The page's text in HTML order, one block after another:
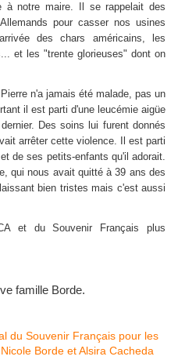
à notre maire. Il se rappelait des
pour casser nos usines
des chars américains, les
et les "trente glorieuses" dont on
n'a jamais été malade, pas un
il est parti d'une leucémie aigüe
Des soins lui furent donnés
arrêter cette violence. Il est parti
de ses petits-enfants qu'il adorait.
qui nous avait quitté à 39 ans des
bien tristes mais c'est aussi
et du Souvenir Français plus
famille Borde.